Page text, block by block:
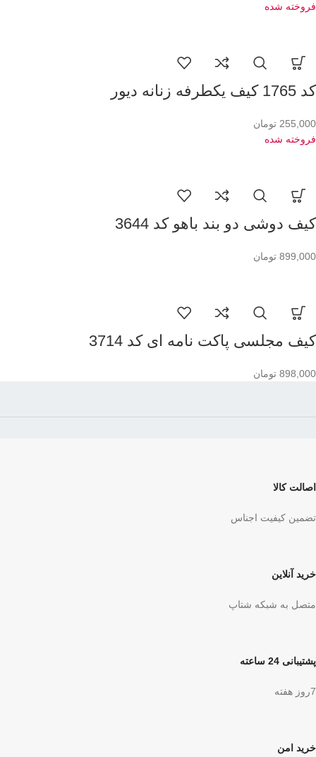
فروخته شده
کد 1765 کیف یکطرفه زنانه دیور
255,000 تومان
فروخته شده
کیف دوشی دو بند باهو کد 3644
899,000 تومان
کیف مجلسی پاکت نامه ای کد 3714
898,000 تومان
اصالت کالا
تضمین کیفیت اجناس
خرید آنلاین
متصل به شبکه شتاپ
پشتیبانی 24 ساعته
7روز هفته
خرید امن